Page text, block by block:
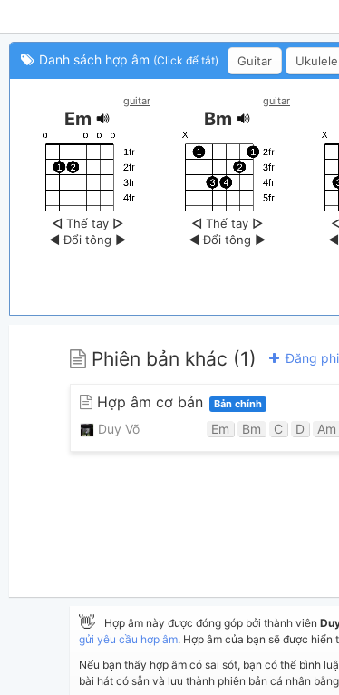
Danh sách hợp âm (Click để tắt) Guitar Ukulele
guitar
Em
◁ Thế tay ▷
◀ Đổi tông ▶
guitar
Bm
◁ Thế tay ▷
◀ Đổi tông ▶
◀
Phiên bản khác (1) Đăng
Hợp âm cơ bản Bản chính
Duy Võ Em Bm C D Am
👋 Hợp âm này được đóng góp bởi thành viên
gửi yêu cầu hợp âm. Hợp âm của bạn sẽ được
Nếu bạn thấy hợp âm có sai sót, bạn có thể bình
bài hát có sẵn và lưu thành phiên bản cá nhân